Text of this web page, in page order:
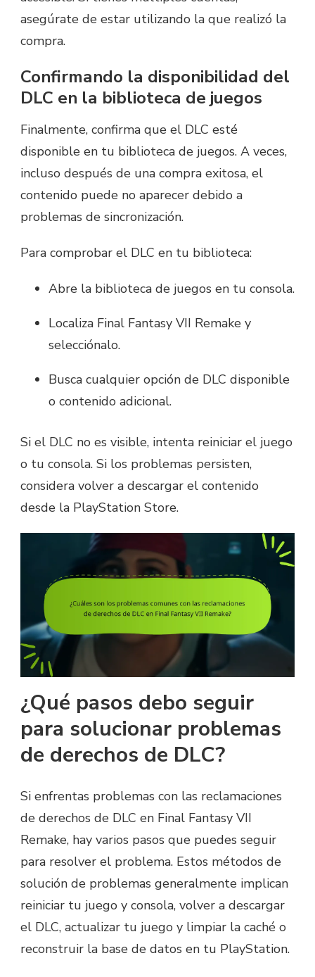
asegúrate de estar utilizando la que realizó la
compra.
Confirmando la disponibilidad del
DLC en la biblioteca de juegos
Finalmente, confirma que el DLC esté
disponible en tu biblioteca de juegos. A veces,
incluso después de una compra exitosa, el
contenido puede no aparecer debido a
problemas de sincronización.
Para comprobar el DLC en tu biblioteca:
Abre la biblioteca de juegos en tu consola.
Localiza Final Fantasy VII Remake y
selecciónalo.
Busca cualquier opción de DLC disponible
o contenido adicional.
Si el DLC no es visible, intenta reiniciar el juego
o tu consola. Si los problemas persisten,
considera volver a descargar el contenido
desde la PlayStation Store.
¿Qué pasos debo seguir
para solucionar problemas
de derechos de DLC?
Si enfrentas problemas con las reclamaciones
de derechos de DLC en Final Fantasy VII
Remake, hay varios pasos que puedes seguir
para resolver el problema. Estos métodos de
solución de problemas generalmente implican
reiniciar tu juego y consola, volver a descargar
el DLC, actualizar tu juego y limpiar la caché o
reconstruir la base de datos en tu PlayStation.